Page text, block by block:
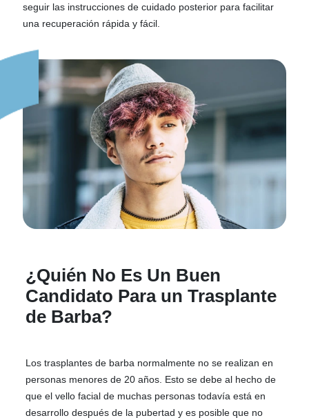
seguir las instrucciones de cuidado posterior para facilitar
una recuperación rápida y fácil.
¿Quién No Es Un Buen
Candidato Para un Trasplante
de Barba?
Los trasplantes de barba normalmente no se realizan en
personas menores de 20 años. Esto se debe al hecho de
que el vello facial de muchas personas todavía está en
desarrollo después de la pubertad y es posible que no